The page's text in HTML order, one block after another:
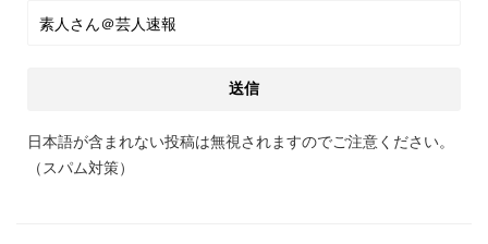
日本語が含まれない投稿は無視されますのでご注意ください。
（スパム対策）